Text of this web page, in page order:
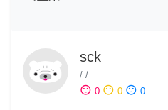
sck
/ /
sentiment_satisfied 0 sentiment_neutral 0 sentiment_dissatisfied 0